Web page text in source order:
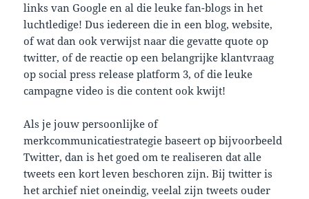
links van Google en al die leuke fan-blogs in het
luchtledige! Dus iedereen die in een blog, website,
of wat dan ook verwijst naar die gevatte quote op
twitter, of de reactie op een belangrijke klantvraag
op social press release platform 3, of die leuke
campagne video is die content ook kwijt!
Als je jouw persoonlijke of
merkcommunicatiestrategie baseert op bijvoorbeeld
Twitter, dan is het goed om te realiseren dat alle
tweets een kort leven beschoren zijn. Bij twitter is
het archief niet oneindig, veelal zijn tweets ouder